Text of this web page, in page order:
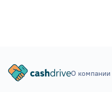
О компании